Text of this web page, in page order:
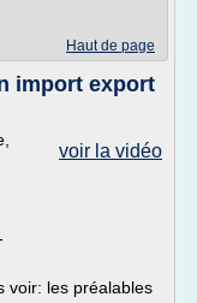
Haut de page
import export
voir la vidéo
voir: les préalables